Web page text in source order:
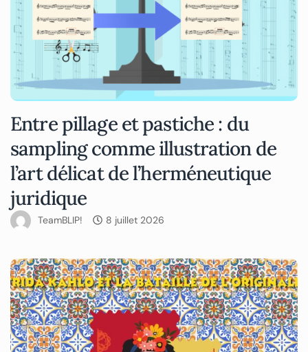
Entre pillage et pastiche : du
sampling comme illustration de
l’art délicat de l’herméneutique
juridique
TeamBLIP! 8 juillet 2026